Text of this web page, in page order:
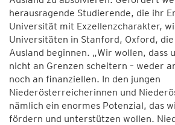
herausragende Studierende, die ihr
Universität mit Exzellenzcharakter,
Universitäten in Stanford, Oxford, die
Ausland beginnen. „Wir wollen, dass
nicht an Grenzen scheitern – weder
noch an finanziellen. In den jungen
Niederösterreicherinnen und
nämlich ein enormes Potenzial, das
fördern und unterstützen wollen.